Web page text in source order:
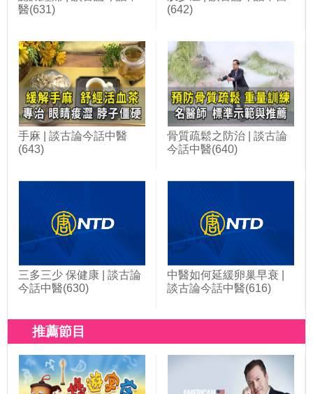
醫(631)
(642)
手麻 | 談古論今話中醫
(643)
骨質疏鬆之防治 | 談古論
今話中醫(640)
三多三少 保健康 | 談古論
今話中醫(630)
中醫如何延緩卵巢早衰 |
談古論今話中醫(616)
推薦節目